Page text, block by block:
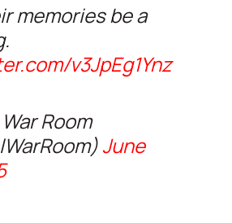
memories be a
v3JpEg1Ynz
Room
June